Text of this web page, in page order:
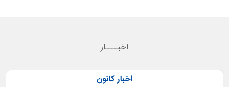
اخبــــار
اخبار کانون